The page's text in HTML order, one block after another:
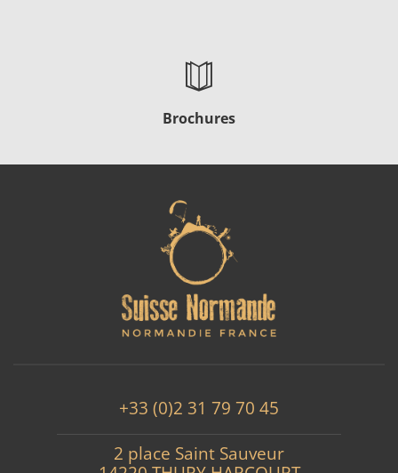
Brochures
+33 (0)2 31 79 70 45
2 place Saint Sauveur